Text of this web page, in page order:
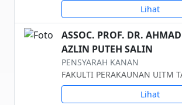
Lihat
ASSOC. PROF. DR.
AZLIN PUTEH SALIN
PENSYARAH KANAN
FAKULTI PERAKAUNAN UITM
Lihat